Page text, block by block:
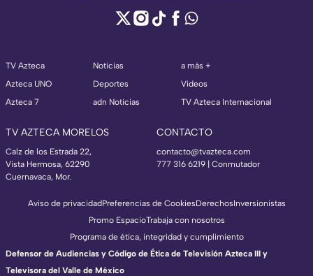
TV Azteca
Azteca UNO
Azteca 7
Noticias
Deportes
adn Noticias
a más +
Videos
TV Azteca Internacional
TV AZTECA MORELOS
Calz de los Estrada 22,
Vista Hermosa, 62290
Cuernavaca, Mor.
CONTACTO
contacto@tvazteca.com
777 316 6219 | Conmutador
Aviso de privacidadPreferencias de CookiesDerechosInversionistas
Promo EspacioTrabaja con nosotros
Programa de ética, integridad y cumplimiento
Defensor de Audiencias y Código de Ética de Televisión Azteca III y
Televisora del Valle de México